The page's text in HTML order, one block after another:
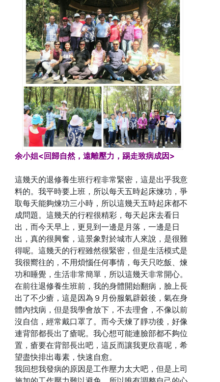
余小姐<回歸自然，遠離壓力，踢走致病成因>
這幾天的退修養生班行程非常緊密，這是出乎我意
料的。我平時要上班，所以每天五時起床煉功，爭
取每天能夠煉功三小時，所以這幾天五時起床都不
成問題。這幾天的行程很精彩，每天起床去看日
出，而今天早上，更見到一邊是月落，一邊是日
出，真的很興奮，這景象對於城市人來說，是很難
得呢。這幾天的行程雖然很緊密，但是生活模式是
我很嚮往的，不用煩惱任何事情，每天只吃飯、煉
功和睡覺，生活非常簡單，所以這幾天非常開心。
在前往退修養生班前，我的身體開始翻病，臉上長
出了不少瘡，這是因為９月份服氣辟穀後，氣在身
體內找病，但是我學會放下，不去理會，不像以前
沒自信，經常戴口罩了。而今天煉了靜功後，好像
連背部都長出了瘡呢。我心想可能連臉部都不夠位
置，瘡要在背部長出吧，這反而讓我更欣喜呢，希
望盡快排出毒素，快速自愈。
我回想我發病的原因是工作壓力太大吧，但是上司